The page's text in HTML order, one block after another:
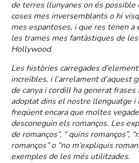
de terres llunyanes on és possible
coses mes inversemblants o hi
mes espantoses, i que res tenen a
les trames mes fantàstiques de les
Hollywood.
Les històries carregades
increïbles, i l’arrelament d’aquest
de canya i cordill ha generat
adoptat dins el nostre llenguatge i
freqüent encara que moltes
desconeguin els romanços. Les
de romanços”, “ quins romanços”,
romanços” o “no m’expliquis
exemples de les més utilitzades.